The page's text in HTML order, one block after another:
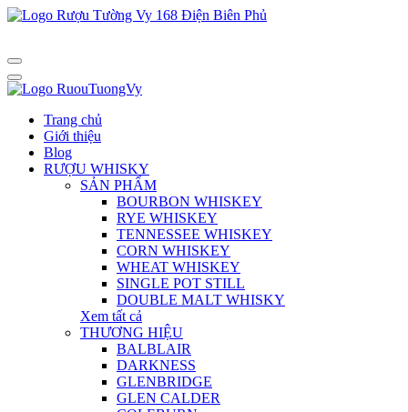
Trang chủ
Giới thiệu
Blog
RƯỢU WHISKY
SẢN PHẨM
BOURBON WHISKEY
RYE WHISKEY
TENNESSEE WHISKEY
CORN WHISKEY
WHEAT WHISKEY
SINGLE POT STILL
DOUBLE MALT WHISKY
Xem tất cả
THƯƠNG HIỆU
BALBLAIR
DARKNESS
GLENBRIDGE
GLEN CALDER